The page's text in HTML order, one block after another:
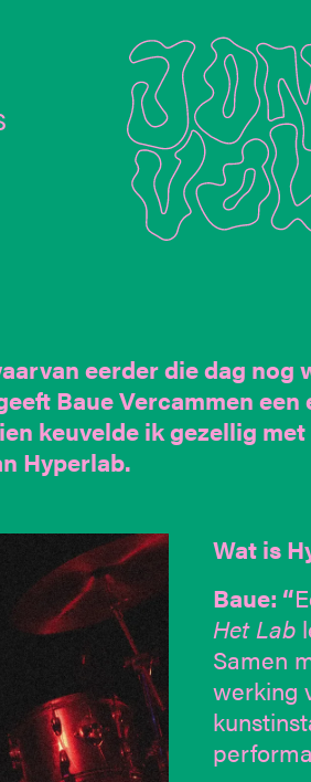
eerder die dag nog
Baue Vercammen
keuvelde ik gezellig
Hyperlab.
Wat is
Baue: “
Het Lab
Samen
werking